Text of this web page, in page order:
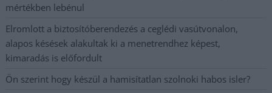
mértékben lebénul
Elromlott a biztosítóberendezés a ceglédi vasútvonalon,
alapos késések alakultak ki a menetrendhez képest,
kimaradás is előfordult
Ön szerint hogy készül a hamisítatlan szolnoki habos isler?